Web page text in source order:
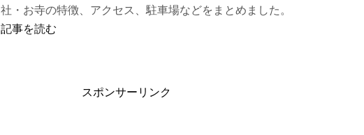
社・お寺の特徴、アクセス、駐車場などをまとめました。
記事を読む
スポンサーリンク